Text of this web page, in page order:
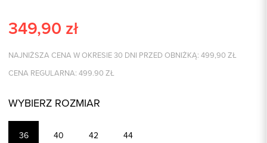
349,90 zł
NAJNIŻSZA CENA W OKRESIE 30 DNI PRZED OBNIŻKĄ: 499,90 ZŁ
CENA REGULARNA: 499.90 ZŁ
WYBIERZ ROZMIAR
36 40 42 44